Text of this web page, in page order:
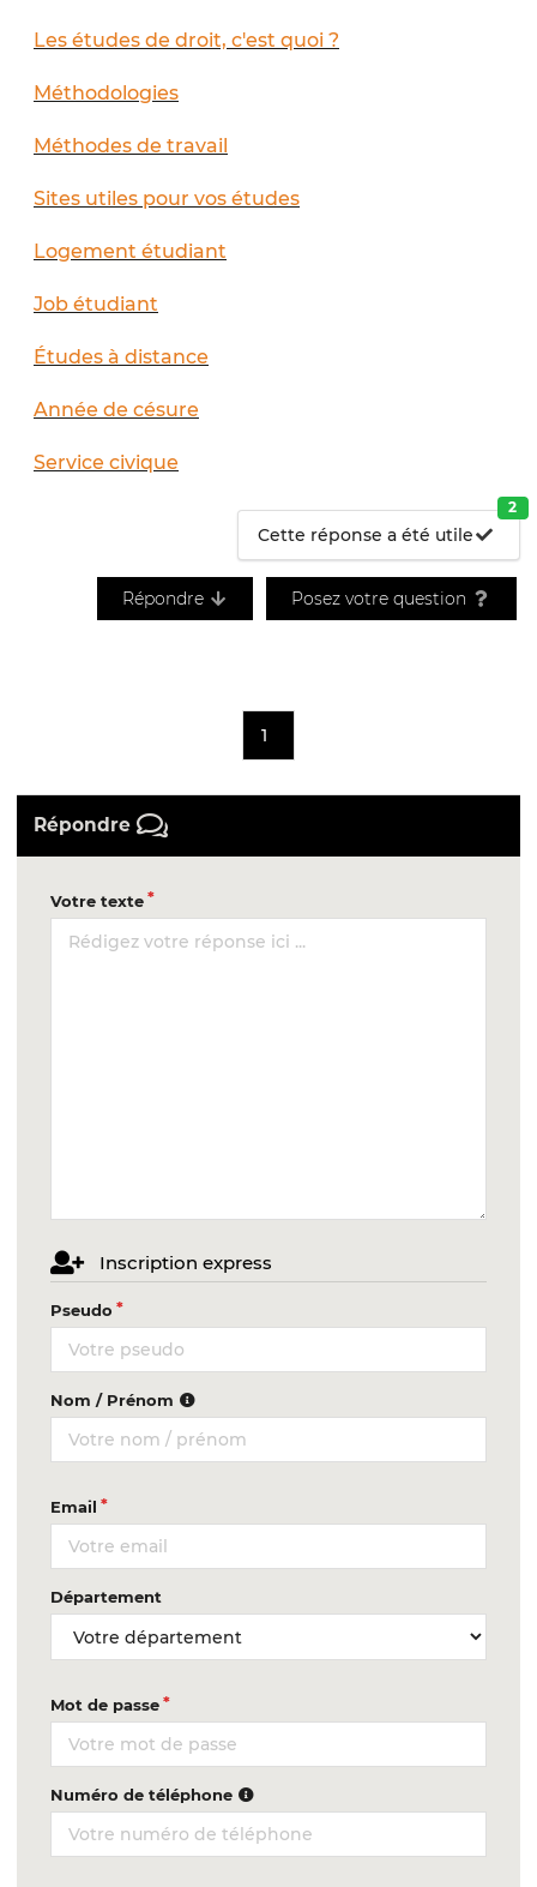
Les études de droit, c'est quoi ?
Méthodologies
Méthodes de travail
Sites utiles pour vos études
Logement étudiant
Job étudiant
Études à distance
Année de césure
Service civique
Cette réponse a été utile
2
Répondre Posez votre question
1
Répondre
Votre texte
Inscription express
Pseudo
Nom / Prénom
Email
Département
Mot de passe
Numéro de téléphone